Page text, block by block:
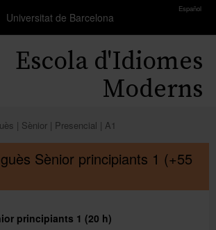
Universitat de Barcelona
toolbar
Español
Escola d'Idiomes
Moderns
Inici
Beques
Sènior Presencial A1
Sènior principiants 1 (+55
principiants 1 (20 h)